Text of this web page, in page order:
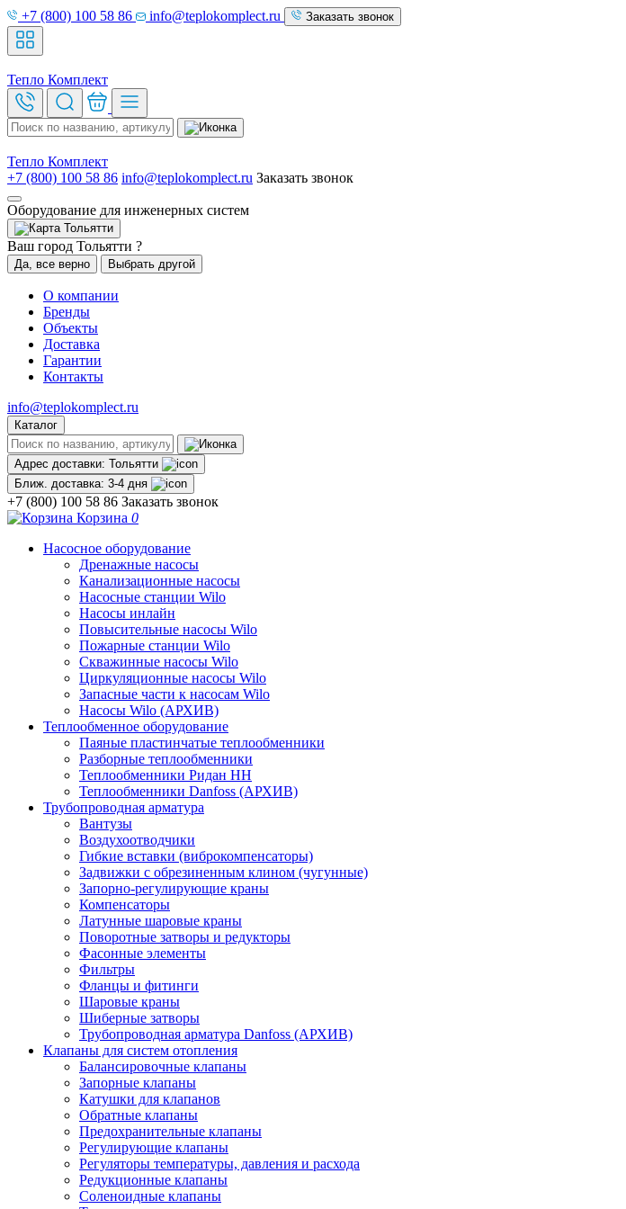
+7 (800) 100 58 86 info@teplokomplect.ru Заказать звонок
Тепло Комплект
Тепло Комплект
+7 (800) 100 58 86 info@teplokomplect.ru Заказать звонок
Оборудование для инженерных систем
Тольятти
Ваш город Тольятти ?
Да, все верно Выбрать другой
О компании
Бренды
Объекты
Доставка
Гарантии
Контакты
info@teplokomplect.ru
Каталог
Адрес доставки: Тольятти
Ближ. доставка: 3-4 дня
+7 (800) 100 58 86 Заказать звонок
Корзина 0
Насосное оборудование
Дренажные насосы
Канализационные насосы
Насосные станции Wilo
Насосы инлайн
Повысительные насосы Wilo
Пожарные станции Wilo
Скважинные насосы Wilo
Циркуляционные насосы Wilo
Запасные части к насосам Wilo
Насосы Wilo (АРХИВ)
Теплообменное оборудование
Паяные пластинчатые теплообменники
Разборные теплообменники
Теплообменники Ридан НН
Теплообменники Danfoss (АРХИВ)
Трубопроводная арматура
Вантузы
Воздухоотводчики
Гибкие вставки (виброкомпенсаторы)
Задвижки с обрезиненным клином (чугунные)
Запорно-регулирующие краны
Компенсаторы
Латунные шаровые краны
Поворотные затворы и редукторы
Фасонные элементы
Фильтры
Фланцы и фитинги
Шаровые краны
Шиберные затворы
Трубопроводная арматура Danfoss (АРХИВ)
Клапаны для систем отопления
Балансировочные клапаны
Запорные клапаны
Катушки для клапанов
Обратные клапаны
Предохранительные клапаны
Регулирующие клапаны
Регуляторы температуры, давления и расхода
Редукционные клапаны
Соленоидные клапаны